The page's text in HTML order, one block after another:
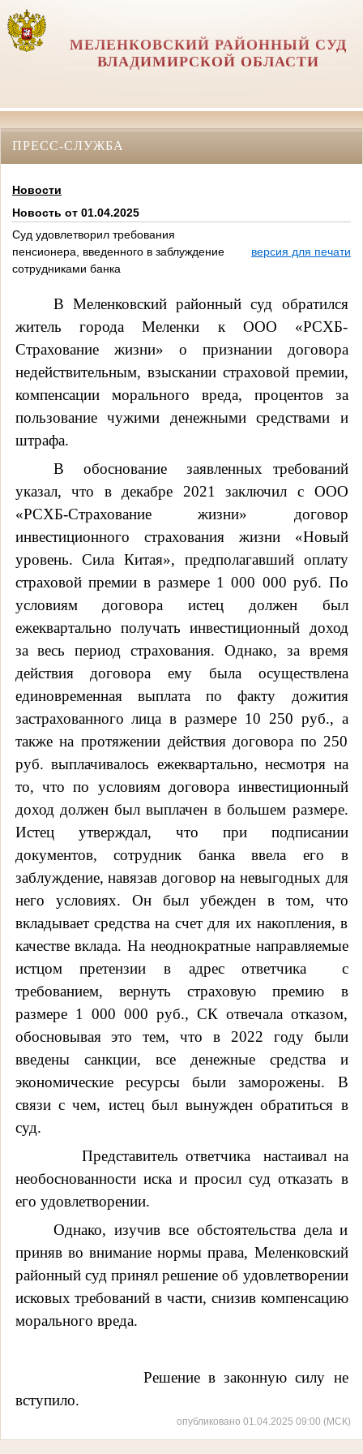
МЕЛЕНКОВСКИЙ РАЙОННЫЙ СУД
ВЛАДИМИРСКОЙ ОБЛАСТИ
ПРЕСС-СЛУЖБА
Новости
Новость от 01.04.2025
Суд удовлетворил требования
пенсионера, введенного в заблуждение
сотрудниками банка
версия для печати
В Меленковский районный суд обратился
житель города Меленки к ООО «РСХБ-
Страхование жизни» о признании договора
недействительным, взыскании страховой премии,
компенсации морального вреда, процентов за
пользование чужими денежными средствами и
штрафа.
В
обоснование
заявленных требований
указал, что в декабре 2021 заключил с ООО
«РСХБ-Страхование жизни» договор
инвестиционного страхования жизни «Новый
уровень. Сила Китая», предполагавший оплату
страховой премии в размере 1 000 000 руб. По
условиям договора истец должен был
ежеквартально получать инвестиционный доход
за весь период страхования. Однако, за время
действия договора ему была осуществлена
единовременная выплата по факту дожития
застрахованного лица в размере 10 250 руб., а
также на протяжении действия договора по 250
руб. выплачивалось ежеквартально, несмотря на
то, что по условиям договора инвестиционный
доход должен был выплачен в большем размере.
Истец утверждал, что при подписании
документов, сотрудник банка ввела его в
заблуждение, навязав договор на невыгодных для
него условиях. Он был убежден в том, что
вкладывает средства на счет для их накопления, в
качестве вклада. На неоднократные направляемые
истцом претензии в адрес ответчика
с
требованием, вернуть страховую премию в
размере 1 000 000 руб., СК отвечала отказом,
обосновывая это тем, что в 2022 году были
введены санкции, все денежные средства и
экономические ресурсы были заморожены. В
связи с чем, истец был вынужден обратиться в
суд.
Представитель ответчика
настаивал на
необоснованности иска и просил суд отказать в
его удовлетворении.
Однако, изучив все обстоятельства дела и
приняв во внимание нормы права, Меленковский
районный суд принял решение об удовлетворении
исковых требований в части, снизив компенсацию
морального вреда.
Решение в законную силу не
вступило.
опубликовано 01.04.2025 09:00 (МСК)